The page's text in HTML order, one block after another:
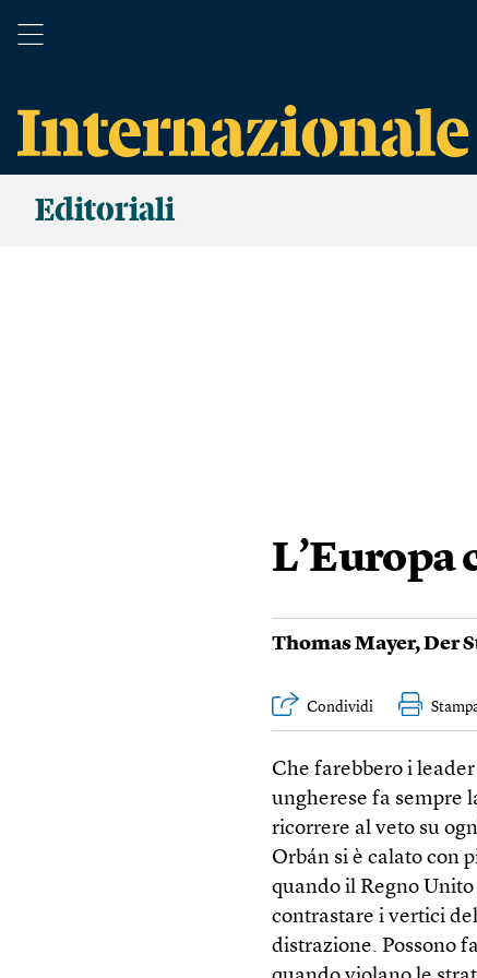
Editoriali
L’Europa
Thomas Mayer,Der
Condividi
Che farebbero i
ungherese fa sempre
ricorrere al veto su
Orbán si è calato con
quando il Regno Unito
contrastare i vertici
distrazione. Possono